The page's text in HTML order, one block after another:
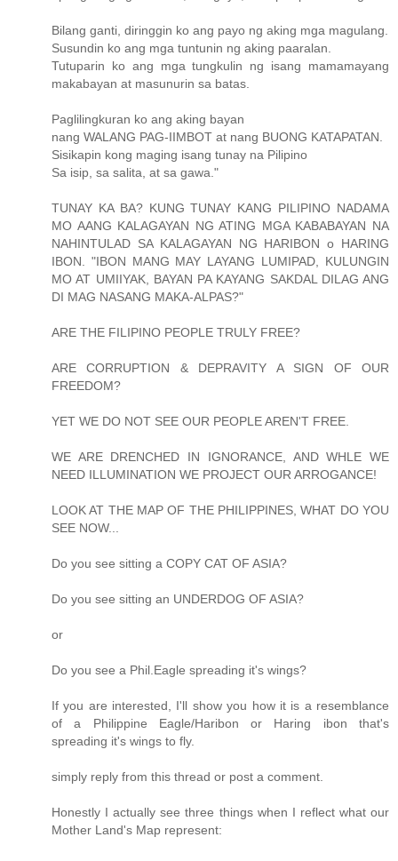
Bilang ganti, diringgin ko ang payo ng aking mga magulang.
Susundin ko ang mga tuntunin ng aking paaralan.
Tutuparin ko ang mga tungkulin ng isang mamamayang
makabayan at masunurin sa batas.
Paglilingkuran ko ang aking bayan
nang WALANG PAG-IIMBOT at nang BUONG KATAPATAN.
Sisikapin kong maging isang tunay na Pilipino
Sa isip, sa salita, at sa gawa."
TUNAY KA BA? KUNG TUNAY KANG PILIPINO NADAMA
MO AANG KALAGAYAN NG ATING MGA KABABAYAN NA
NAHINTULAD SA KALAGAYAN NG HARIBON o HARING
IBON. "IBON MANG MAY LAYANG LUMIPAD, KULUNGIN
MO AT UMIIYAK, BAYAN PA KAYANG SAKDAL DILAG ANG
DI MAG NASANG MAKA-ALPAS?"
ARE THE FILIPINO PEOPLE TRULY FREE?
ARE CORRUPTION & DEPRAVITY A SIGN OF OUR
FREEDOM?
YET WE DO NOT SEE OUR PEOPLE AREN'T FREE.
WE ARE DRENCHED IN IGNORANCE, AND WHLE WE
NEED ILLUMINATION WE PROJECT OUR ARROGANCE!
LOOK AT THE MAP OF THE PHILIPPINES, WHAT DO YOU
SEE NOW...
Do you see sitting a COPY CAT OF ASIA?
Do you see sitting an UNDERDOG OF ASIA?
or
Do you see a Phil.Eagle spreading it's wings?
If you are interested, I'll show you how it is a resemblance
of a Philippine Eagle/Haribon or Haring ibon that's
spreading it's wings to fly.
simply reply from this thread or post a comment.
Honestly I actually see three things when I reflect what our
Mother Land's Map represent: